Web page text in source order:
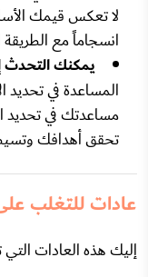
لا تعكس قيمك
انسجاماً مع
يمكنك التحدث
المساعدة في تحديد
مساعدتك في تحديد
تحقق أهدافك
عادات للتغلب
إليك هذه العادات